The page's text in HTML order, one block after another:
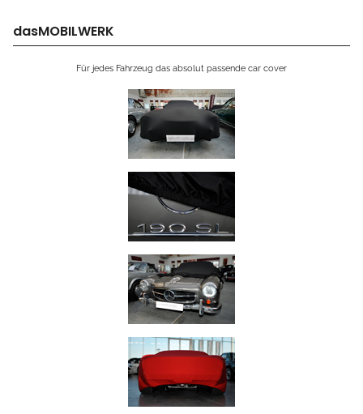
dasMOBILWERK
Für jedes Fahrzeug das absolut passende car cover